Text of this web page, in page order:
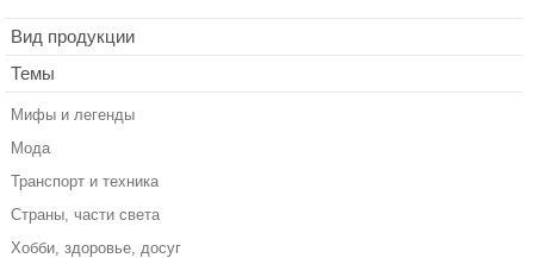
Вид продукции
Темы
Мифы и легенды
Мода
Транспорт и техника
Страны, части света
Хобби, здоровье, досуг